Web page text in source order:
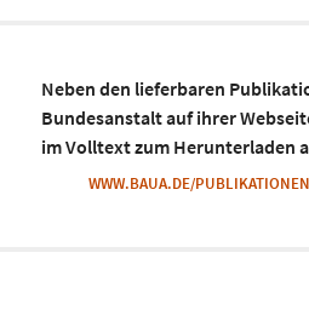
Neben den lieferbaren
Bundesanstalt auf ihrer
im Volltext zum Herunterladen
WWW.BAUA.DE/PUBLIKATIONEN